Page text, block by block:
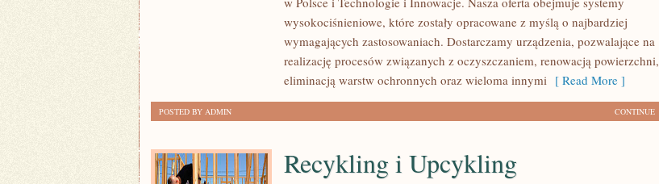
wysokociśnieniowe, które zostały opracowane z myślą o najbardziej
wymagających zastosowaniach. Dostarczamy urządzenia, pozwalające na
realizację procesów związanych z oczyszczaniem, renowacją powierzchni,
eliminacją warstw ochronnych oraz wieloma innymi [ Read More ]
CONTINUE
POSTED BY ADMIN
Recykling i Upcykling